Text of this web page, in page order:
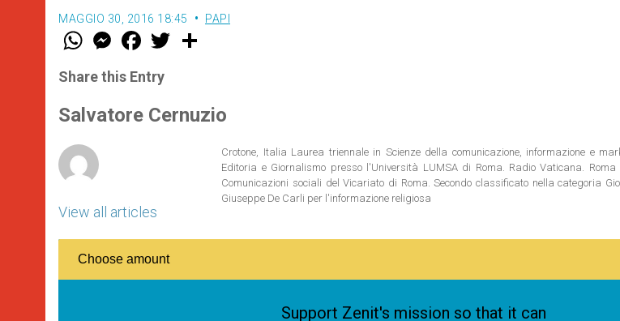
MAGGIO 30, 2016 18:45 PAPI
W
t
s
p
p
M
e
s
e
g
e
F
a
e
b
o
k
w
r
Share this Entry
Salvatore Cernuzio
View all articles
Crotone, Italia Laurea triennale in Scienze della comunicazione, informazione e
Editoria e Giornalismo presso l'Università LUMSA di Roma. Radio Vaticana. Roma
Comunicazioni sociali del Vicariato di Roma. Secondo classificato nella categoria
Giuseppe De Carli per l'informazione religiosa